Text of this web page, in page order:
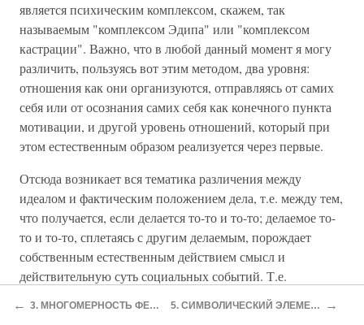
является психическим комплексом, скажем, так
называемым "комплексом Эдипа" или "комплексом
кастрации". Важно, что в любой данный момент я могу
различить, пользуясь вот этим методом, два уровня:
отношения как они организуются, отправляясь от самих
себя или от осознания самих себя как конечного пункта
мотивации, и другой уровень отношений, который при
этом естественным образом реализуется через первые.
Отсюда возникает вся тематика различения между
идеалом и фактическим положением дела, т.е. между тем,
что получается, если делается то-то и то-то; делаемое то-
то и то-то, сплетаясь с другим делаемым, порождает
собственным естественным действием смысл и
действительную суть социальных событий. Т.е.
объяснение социальных событий так, чтобы эти события
← 3. МНОГОМЕРНОСТЬ ФЕНОМЕНА СОЗНАНИЯ 5. СИМВОЛИЧЕСКИЙ ЭЛЕМЕНТ РАЦИОНАЛЬНОСТИ →